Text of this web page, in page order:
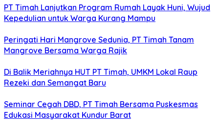
PT Timah Lanjutkan Program Rumah Layak Huni, Wujud
Kepedulian untuk Warga Kurang Mampu
Peringati Hari Mangrove Sedunia, PT Timah Tanam
Mangrove Bersama Warga Rajik
Di Balik Meriahnya HUT PT Timah, UMKM Lokal Raup
Rezeki dan Semangat Baru
Seminar Cegah DBD, PT Timah Bersama Puskesmas
Edukasi Masyarakat Kundur Barat